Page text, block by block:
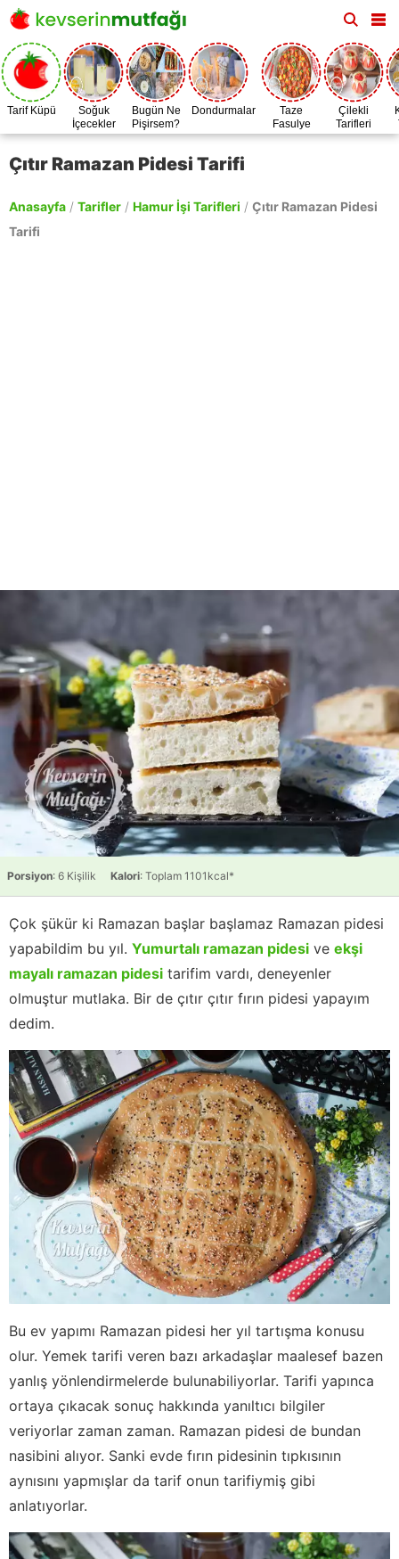
Tarif Küpü
Soğuk
İçecekler
Bugün Ne
Pişirsem?
Dondurmalar
Taze
Fasulye
Zamanı
Çilekli
Tarifleri
Çıtır Ramazan Pidesi Tarifi
Anasayfa / Tarifler / Hamur İşi Tarifleri / Çıtır Ramazan Pidesi
Tarifi
Porsiyon: 6 Kişilik Kalori: Toplam 1101kcal*
Çok şükür ki Ramazan başlar başlamaz Ramazan pidesi
yapabildim bu yıl. Yumurtalı ramazan pidesi ve ekşi
mayalı ramazan pidesi tarifim vardı, deneyenler
olmuştur mutlaka. Bir de çıtır çıtır fırın pidesi yapayım
dedim.
Bu ev yapımı Ramazan pidesi her yıl tartışma konusu
olur. Yemek tarifi veren bazı arkadaşlar maalesef bazen
yanlış yönlendirmelerde bulunabiliyorlar. Tarifi yapınca
ortaya çıkacak sonuç hakkında yanıltıcı bilgiler
veriyorlar zaman zaman. Ramazan pidesi de bundan
nasibini alıyor. Sanki evde fırın pidesinin tıpkısının
aynısını yapmışlar da tarif onun tarifiymiş gibi
anlatıyorlar.